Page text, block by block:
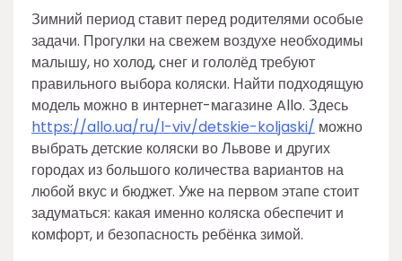
Зимний период ставит перед родителями особые
задачи. Прогулки на свежем воздухе необходимы
малышу, но холод, снег и гололёд требуют
правильного выбора коляски. Найти подходящую
модель можно в интернет-магазине Allo. Здесь
https://allo.ua/ru/l-viv/detskie-koljaski/ можно
выбрать детские коляски во Львове и других
городах из большого количества вариантов на
любой вкус и бюджет. Уже на первом этапе стоит
задуматься: какая именно коляска обеспечит и
комфорт, и безопасность ребёнка зимой.